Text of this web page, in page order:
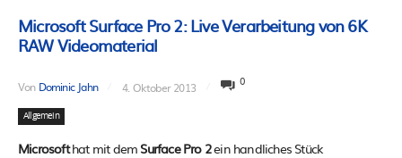
Microsoft Surface Pro 2: Live Verarbeitung von 6K
RAW Videomaterial
Von Dominic Jahn 4. Oktober 2013 0
Allgemein
Microsofthat mit dem Surface Pro 2ein handliches Stück